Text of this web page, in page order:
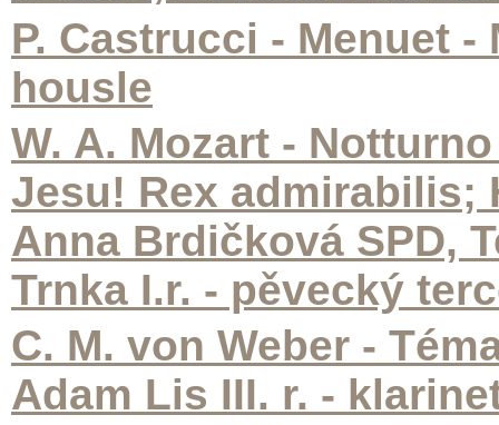
P. Castrucci - Menuet
housle
W. A. Mozart -
Jesu! Rex admirabilis;
Anna Brdičková SPD,
Trnka I.r. - pěvecký
C. M. von Weber -
Adam Lis III. r. -